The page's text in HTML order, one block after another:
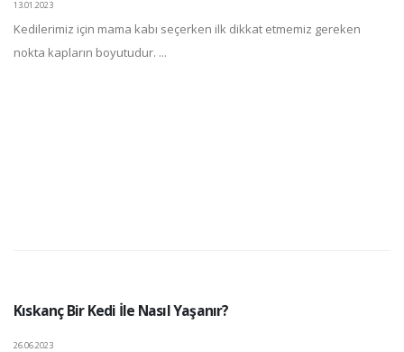
13.01.2023
Kedilerimiz için mama kabı seçerken ilk dikkat etmemiz gereken
nokta kapların boyutudur. ...
Kıskanç Bir Kedi İle Nasıl Yaşanır?
26.06.2023